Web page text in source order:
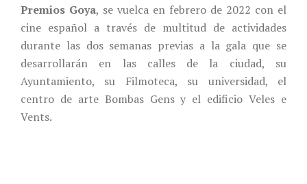
Premios Goya, se vuelca en febrero de 2022 con el
cine español a través de multitud de actividades
durante las dos semanas previas a la gala que se
desarrollarán en las calles de la ciudad, su
Ayuntamiento, su Filmoteca, su universidad, el
centro de arte Bombas Gens y el edificio Veles e
Vents.